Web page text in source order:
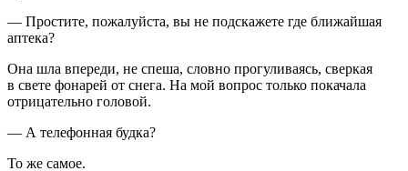
— Простите, пожалуйста, вы не подскажете где ближайшая
аптека?
Она шла впереди, не спеша, словно прогуливаясь, сверкая
в свете фонарей от снега. На мой вопрос только покачала
отрицательно головой.
— А телефонная будка?
То же самое.